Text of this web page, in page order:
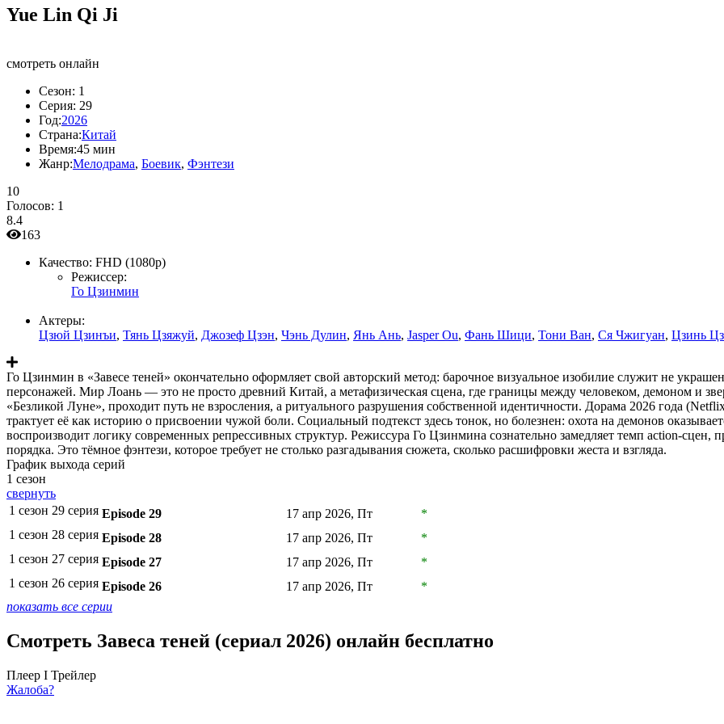
Yue Lin Qi Ji
смотреть онлайн
Сезон: 1
Серия: 29
Год:2026
Страна:Китай
Время:45 мин
Жанр:Мелодрама, Боевик, Фэнтези
10
Голосов: 1
8.4
163
Качество: FHD (1080p)
Режиссер:
Го Цзинмин
Актеры:
Цзюй Цзинъи, Тянь Цзяжуй, Джозеф Цзэн, Чэнь Дулин, Янь Ань, Jasper Ou, Фань Шици, Тони Ван, Ся Чжигуан, Цзинь
Го Цзинмин в «Завесе теней» окончательно оформляет свой авторский метод: барочное визуальное изобилие служит не
персонажей. Мир Лоань — это не просто древний Китай, а метафизическая сцена, где границы между человеком, демоном и
«Безликой Луне», проходит путь не взросления, а ритуального разрушения собственной идентичности. Дорама 2026 года
трактует её как историю о присвоении чужой боли. Социальный подтекст здесь тонок, но болезнен: охота на демонов
воспроизводит логику современных репрессивных структур. Режиссура Го Цзинмина сознательно замедляет темп action-сцен,
порядка. Это тёмное фэнтези, которое требует не столько разгадывания сюжета, сколько расшифровки жеста и взгляда.
График выхода серий
1 сезон
свернуть
1 сезон 29 серия Episode 29 17 апр 2026, Пт
*
1 сезон 28 серия Episode 28 17 апр 2026, Пт
*
1 сезон 27 серия Episode 27 17 апр 2026, Пт
*
1 сезон 26 серия Episode 26 17 апр 2026, Пт
*
показать все серии
Смотреть Завеса теней (сериал 2026) онлайн бесплатно
Плеер I Трейлер
Жалоба?